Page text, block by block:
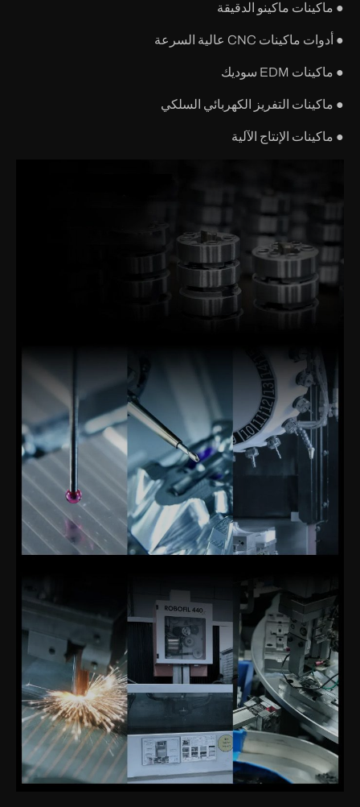
● ماكينات ماكينو الدقيقة
● أدوات ماكينات CNC عالية السرعة
● ماكينات EDM سوديك
● ماكينات التفريز الكهربائي السلكي
● ماكينات الإنتاج الآلية